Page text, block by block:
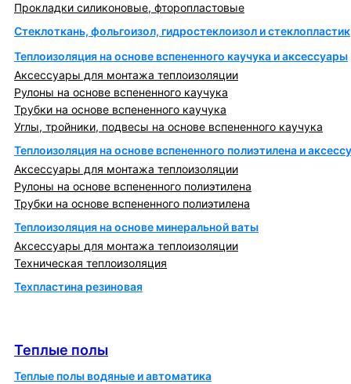
Прокладки силиконовые, фторопластовые
Стеклоткань, фольгоизол, гидростеклоизол и стеклопластик
Теплоизоляция на основе вспененного каучука и аксессуары
Аксессуары для монтажа теплоизоляции
Рулоны на основе вспененного каучука
Трубки на основе вспененного каучука
Углы, тройники, подвесы на основе вспененного каучука
Теплоизоляция на основе вспененного полиэтилена и
Аксессуары для монтажа теплоизоляции
Рулоны на основе вспененного полиэтилена
Трубки на основе вспененного полиэтилена
Теплоизоляция на основе минеральной ваты
Аксессуары для монтажа теплоизоляции
Техническая теплоизоляция
Техпластина резиновая
Теплые полы
Теплые полы водяные и автоматика